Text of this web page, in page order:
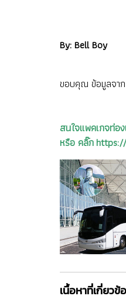
By: Bell Boy
ขอบคุณ ข้อมูลจาก
สนใจแพคเกจท่อ
หรือ คลิ๊ก
เนื้อหาที่เกี่ยวข้